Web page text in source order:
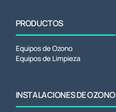
PRODUCTOS
Equipos de Ozono
Equipos de Limpieza
INSTALACIONES DE OZONO